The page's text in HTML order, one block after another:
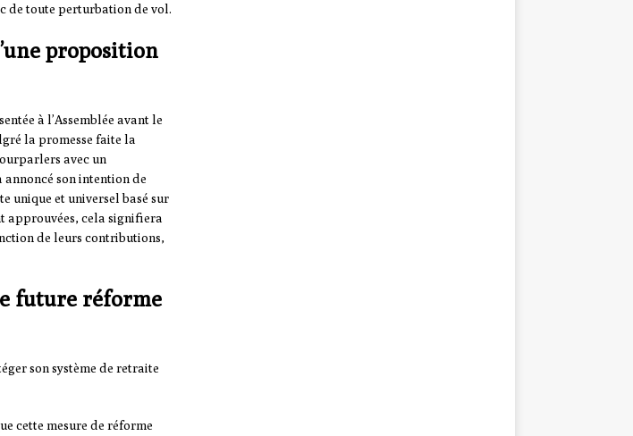
de toute perturbation de vol.
proposition
à l’Assemblée avant le
la promesse faite la
avec un
son intention de
unique et universel basé sur
approuvées, cela signifiera
de leurs contributions,
future réforme
son système de retraite
cette mesure de réforme